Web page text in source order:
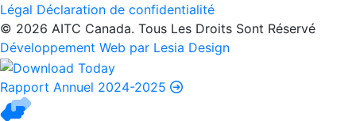
Légal Déclaration de confidentialité
© 2026 AITC Canada. Tous Les Droits Sont Réservé
Développement Web par Lesia Design
Rapport Annuel 2024-2025